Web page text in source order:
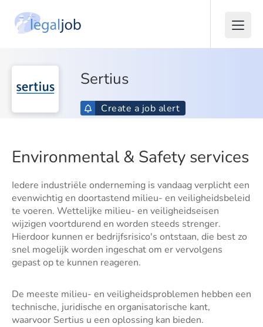
Sertius
Create a job alert
Environmental & Safety services
Iedere industriële onderneming is vandaag verplicht een
evenwichtig en doortastend milieu- en veiligheidsbeleid
te voeren. Wettelijke milieu- en veiligheidseisen
wijzigen voortdurend en worden steeds strenger.
Hierdoor kunnen er bedrijfsrisico's ontstaan, die best zo
snel mogelijk worden ingeschat om er vervolgens
gepast op te kunnen reageren.
De meeste milieu- en veiligheidsproblemen hebben een
technische, juridische en organisatorische kant,
waarvoor Sertius u een oplossing kan bieden.